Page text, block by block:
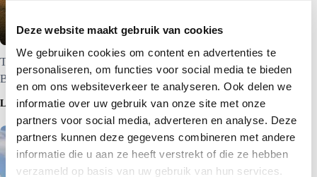
Deze website maakt gebruik van cookies
We gebruiken cookies om content en advertenties te
personaliseren, om functies voor social media te bieden
en om ons websiteverkeer te analyseren. Ook delen we
informatie over uw gebruik van onze site met onze
partners voor social media, adverteren en analyse. Deze
partners kunnen deze gegevens combineren met andere
informatie die u aan ze heeft verstrekt of die ze hebben
verzameld op basis van uw gebruik van hun services.
The Louise is een luxe-oase met heerlijk uitzicht over de
Barossa Valley. Klik hier voor meer informatie.
LEES MEER